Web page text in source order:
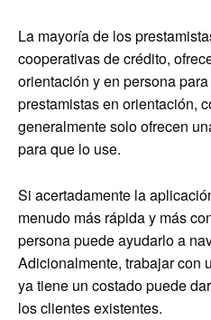
La mayoría de los
cooperativas de crédito,
orientación y en persona
prestamistas en orientación,
generalmente solo ofrecen
para que lo use.
Si acertadamente la
menudo más rápida y más
persona puede ayudarlo a
Adicionalmente, trabajar con
ya tiene un costado puede
los clientes existentes.